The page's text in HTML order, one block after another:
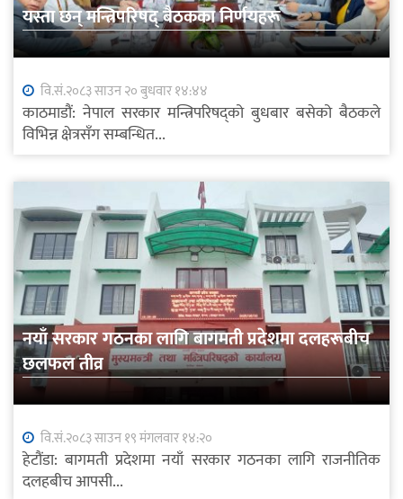
यस्ता छन् मन्त्रिपरिषद् बैठकका निर्णयहरू
वि.सं.२०८३ साउन २० बुधवार १४:४४
काठमाडौं: नेपाल सरकार मन्त्रिपरिषद्को बुधबार बसेको बैठकले
विभिन्न क्षेत्रसँग सम्बन्धित...
नयाँ सरकार गठनका लागि बागमती प्रदेशमा दलहरूबीच
छलफल तीव्र
वि.सं.२०८३ साउन १९ मंगलवार १४:२०
हेटौंडा: बागमती प्रदेशमा नयाँ सरकार गठनका लागि राजनीतिक
दलहबीच आपसी...